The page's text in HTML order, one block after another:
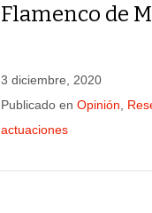
Flamenco de
3 diciembre, 2020
Publicado enOpinión
actuaciones